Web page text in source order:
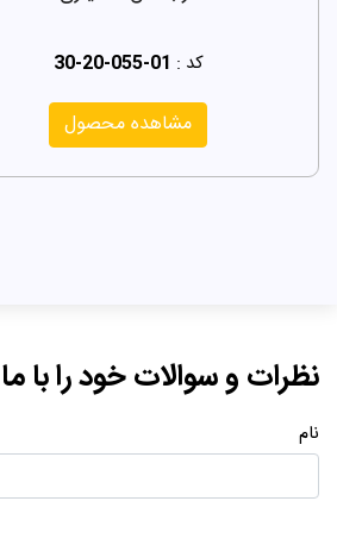
کد : 30-20-055-01
مشاهده محصول
نظرات و سوالات خود را با
نام